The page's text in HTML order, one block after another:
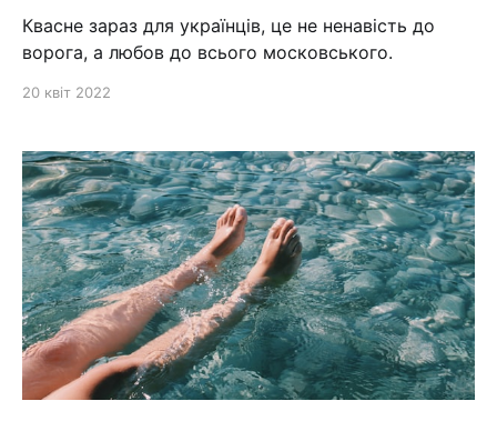
Квасне зараз для українців, це не ненавість до
ворога, а любов до всього московського.
20 квіт 2022